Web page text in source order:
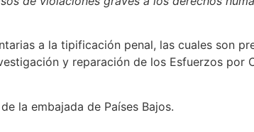
a la tipificación penal, las cuales son
y reparación de los Esfuerzos por
la embajada de Países Bajos.